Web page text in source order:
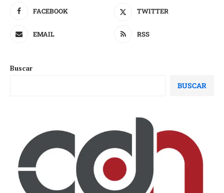
FACEBOOK TWITTER
EMAIL RSS
Buscar
BUSCAR